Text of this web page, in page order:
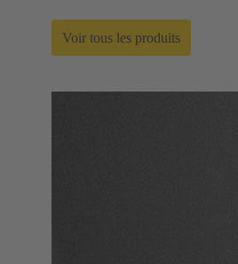
Voir tous les produits